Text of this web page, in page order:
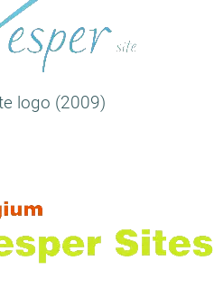
logo (2009)